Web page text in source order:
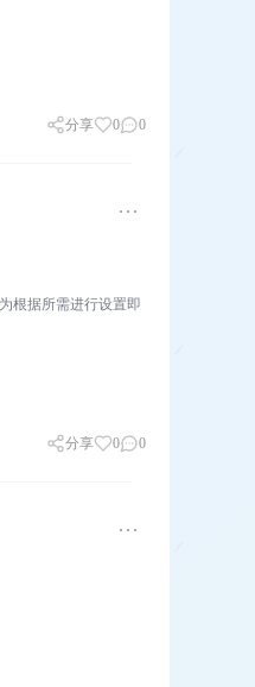
分享 0 0
根据所需进行设置即
分享 0 0